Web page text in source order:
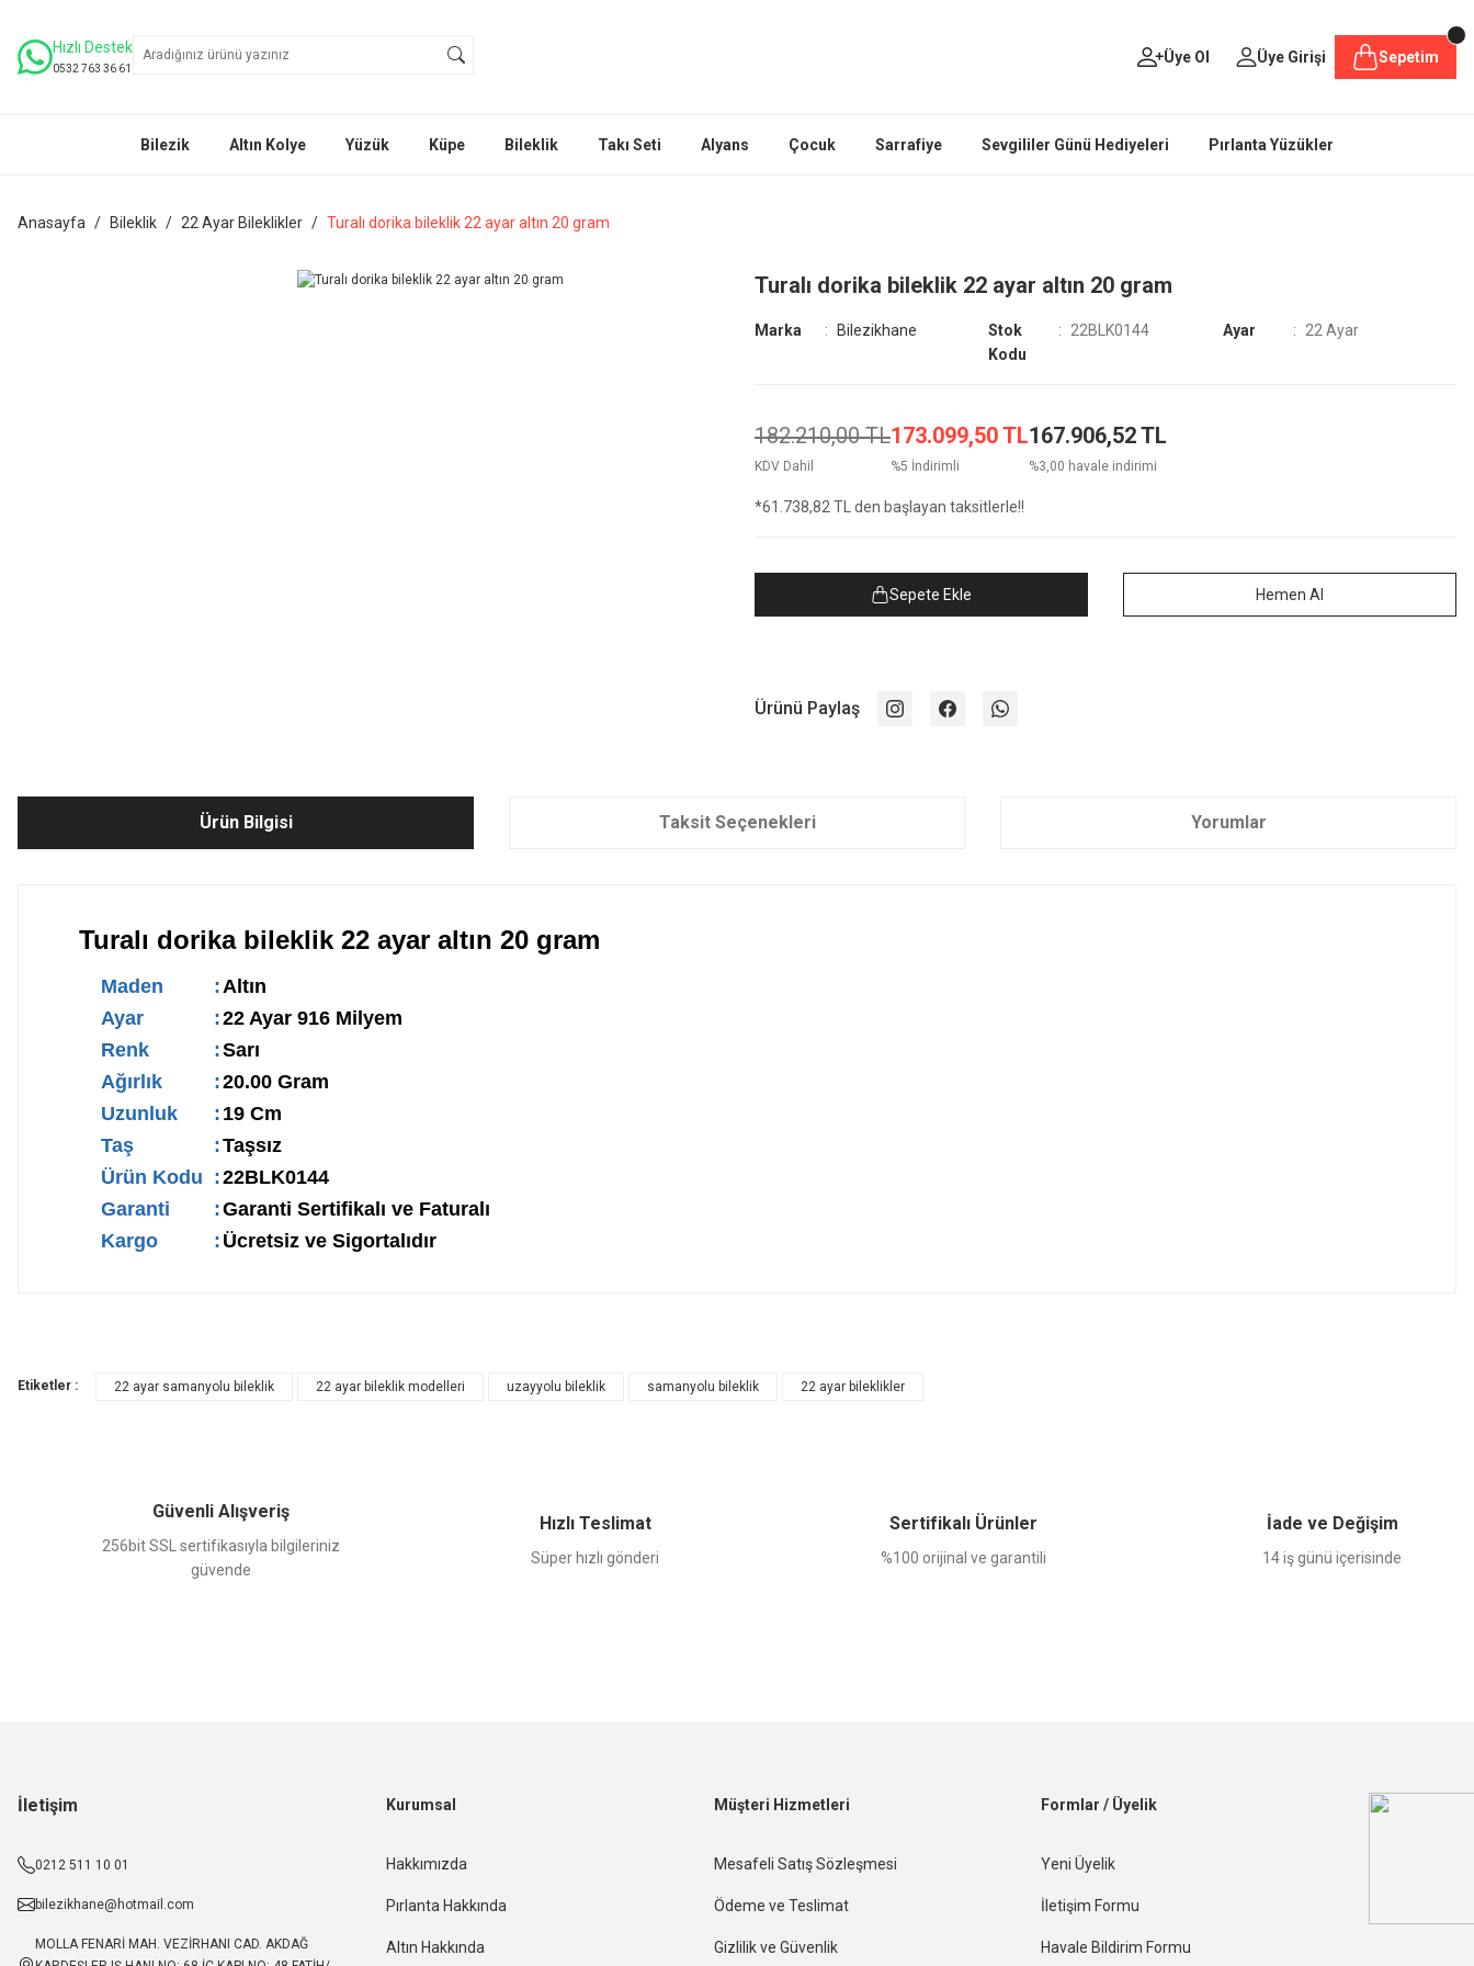
Hızlı Destek
0532 763 36 61
Üye Ol Üye Girişi Sepetim
Bilezik Altın Kolye Yüzük Küpe Bileklik Takı Seti Alyans Çocuk Sarrafiye Sevgililer Günü Hediyeleri Pırlanta Yüzükler
Anasayfa Bileklik 22 Ayar Bileklikler Turalı dorika bileklik 22 ayar altın 20 gram
Turalı dorika bileklik 22 ayar altın 20 gram
Marka Bilezikhane
Stok
Kodu
22BLK0144 Ayar 22 Ayar
182.210,00 TL
KDV Dahil
173.099,50 TL
%5 İndirimli
167.906,52 TL
%3,00 havale indirimi
*61.738,82 TL den başlayan taksitlerle!!
Sepete Ekle Hemen Al
Ürünü Paylaş
Ürün Bilgisi Taksit Seçenekleri Yorumlar
Turalı dorika bileklik 22 ayar altın 20 gram
Maden :Altın
Ayar
:22 Ayar 916 Milyem
Renk
:Sarı
Ağırlık
:20.00 Gram
Uzunluk
: 19 Cm
Taş
:Taşsız
Ürün Kodu :22BLK0144
Garanti
:Garanti Sertifikalı ve Faturalı
Kargo
: Ücretsiz ve Sigortalıdır
Etiketler : 22 ayar samanyolu bileklik 22 ayar bileklik modelleri uzayyolu bileklik samanyolu bileklik 22 ayar bileklikler
Güvenli Alışveriş
256bit SSL sertifikasıyla bilgileriniz
güvende
Hızlı Teslimat
Süper hızlı gönderi
Sertifikalı Ürünler
%100 orijinal ve garantili
İade ve Değişim
14 iş günü içerisinde
İletişim
0212 511 10 01
bilezikhane@hotmail.com
MOLLA FENARİ MAH. VEZİRHANI CAD. AKDAĞ
Kurumsal
Hakkımızda
Pırlanta Hakkında
Altın Hakkında
Müşteri Hizmetleri
Mesafeli Satış Sözleşmesi
Ödeme ve Teslimat
Gizlilik ve Güvenlik
Formlar / Üyelik
Yeni Üyelik
İletişim Formu
Havale Bildirim Formu